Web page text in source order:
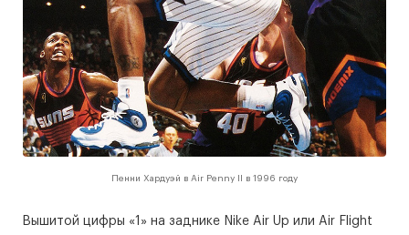
Пенни Хардуэй в Air Penny II в 1996 году
Вышитой цифры «1» на заднике Nike Air Up или Air Flight